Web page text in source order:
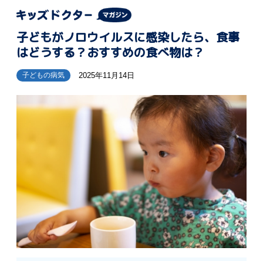
子どもがノロウイルスに感染したら、食事
はどうする？おすすめの食べ物は？
子どもの病気 2025年11月14日